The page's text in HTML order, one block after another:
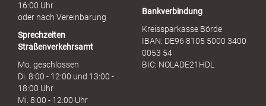
16:00 Uhr
oder nach Vereinbarung
Sprechzeiten
Straßenverkehrsamt
Mo. geschlossen
Di. 8:00 - 12:00 und 13:00 -
18:00 Uhr
Mi. 8:00 - 12:00 Uhr
Bankverbindung
Kreissparkasse Börde
IBAN: DE96 8105 5000 3400
0053 54
BIC: NOLADE21HDL